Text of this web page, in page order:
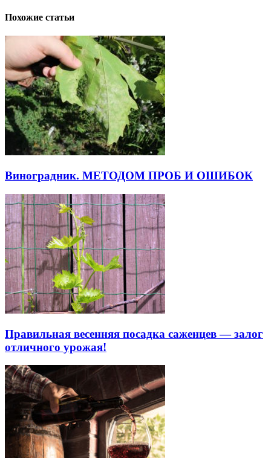
Похожие статьи
Виноградник. МЕТОДОМ ПРОБ И ОШИБОК
Правильная весенняя посадка саженцев — залог
отличного урожая!